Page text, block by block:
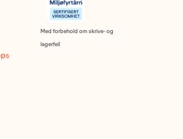
Med forbehold om skrive- og
lagerfeil